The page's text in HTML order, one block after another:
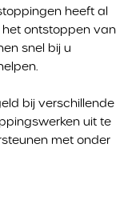
heeft al
ontstoppen van
snel bij u
bij verschillende
uit te
met onder